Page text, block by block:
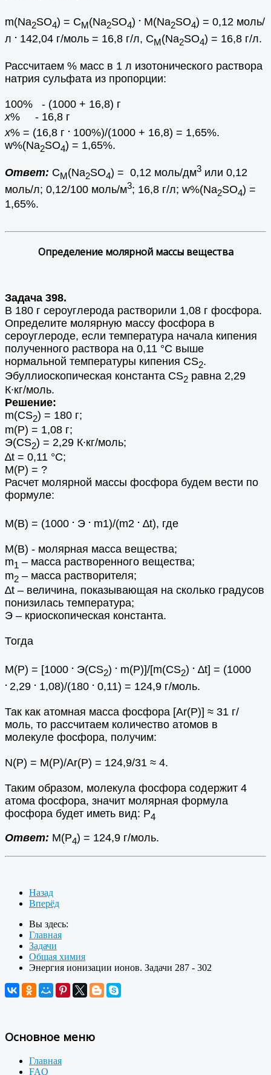
m(Na2SO4) = CМ(Na2SO4) . М(Na2SO4) = 0,12 моль/
л . 142,04 г/моль = 16,8 г/л, CМ(Na2SO4) = 16,8 г/л.
Рассчитаем % масс в 1 л изотонического раствора
натрия сульфата из пропорции:
100% - (1000 + 16,8) г
х% - 16,8 г
х% = (16,8 г . 100%)/(1000 + 16,8) = 1,65%.
w%(Na2SO4) = 1,65%.
Ответ: СМ(Na2SO4) = 0,12 моль/дм3 или 0,12
моль/л; 0,12/100 моль/м3; 16,8 г/л; w%(Na2SO4) =
1,65%.
Определение молярной массы вещества
Задача 398.
В 180 г сероуглерода растворили 1,08 г фосфора.
Определите молярную массу фосфора в
сероуглероде, если температура начала кипения
полученного раствора на 0,11 °С выше
нормальной температуры кипения CS2.
Эбуллиоскопическая константа CS2 равна 2,29
К∙кг/моль.
Решение:
m(CS2) = 180 г;
m(Р) = 1,08 г;
Э(CS2) = 2,29 К∙кг/моль;
∆t = 0,11 °С;
М(Р) = ?
Расчет молярной массы фосфора будем вести по
формуле:
М(В) = (1000 . Э . m1)/(m2 . ∆t), где
М(В) - молярная масса вещества;
m1 – масса растворенного вещества;
m2 – масса растворителя;
∆t – величина, показывающая на сколько градусов
понизилась температура;
Э – криоскопическая константа.
Тогда
М(Р) = [1000 . Э(CS2) . m(Р)]/[m(CS2) . ∆t] = (1000
. 2,29 . 1,08)/(180 . 0,11) = 124,9 г/моль.
Так как атомная масса фосфора [Ar(P)] ≈ 31 г/
моль, то рассчитаем количество атомов в
молекуле фосфора, получим:
N(Р) = М(Р)/Ar(P) = 124,9/31 ≈ 4.
Таким образом, молекула фосфора содержит 4
атома фосфора, значит молярная формула
фосфора будет иметь вид: Р4
Ответ: М(Р4) = 124,9 г/моль.
Назад
Вперёд
Вы здесь:
Главная
Задачи
Общая химия
Энергия ионизации ионов. Задачи 287 - 302
Основное меню
Главная
FAQ